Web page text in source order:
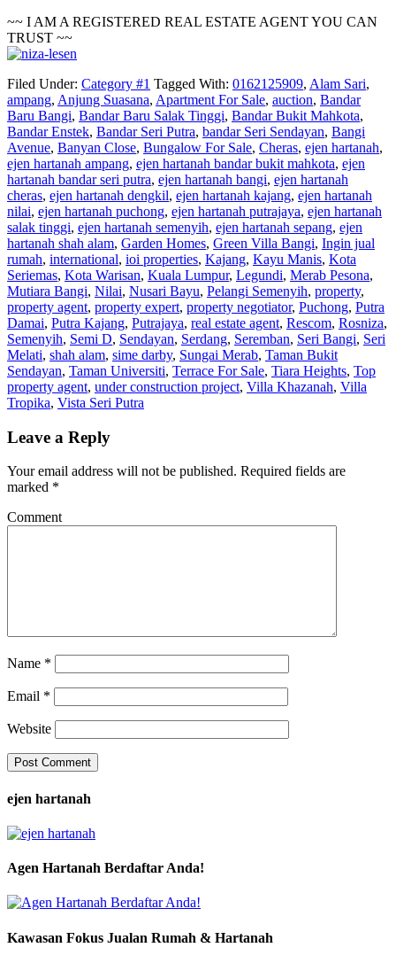
~~ I AM A REGISTERED REAL ESTATE AGENT YOU CAN
TRUST ~~
Filed Under: Category #1 Tagged With: 0162125909, Alam Sari,
ampang, Anjung Suasana, Apartment For Sale, auction, Bandar
Baru Bangi, Bandar Baru Salak Tinggi, Bandar Bukit Mahkota,
Bandar Enstek, Bandar Seri Putra, bandar Seri Sendayan, Bangi
Avenue, Banyan Close, Bungalow For Sale, Cheras, ejen hartanah,
ejen hartanah ampang, ejen hartanah bandar bukit mahkota, ejen
hartanah bandar seri putra, ejen hartanah bangi, ejen hartanah
cheras, ejen hartanah dengkil, ejen hartanah kajang, ejen hartanah
nilai, ejen hartanah puchong, ejen hartanah putrajaya, ejen hartanah
salak tinggi, ejen hartanah semenyih, ejen hartanah sepang, ejen
hartanah shah alam, Garden Homes, Green Villa Bangi, Ingin jual
rumah, international, ioi properties, Kajang, Kayu Manis, Kota
Seriemas, Kota Warisan, Kuala Lumpur, Legundi, Merab Pesona,
Mutiara Bangi, Nilai, Nusari Bayu, Pelangi Semenyih, property,
property agent, property expert, property negotiator, Puchong, Putra
Damai, Putra Kajang, Putrajaya, real estate agent, Rescom, Rosniza,
Semenyih, Semi D, Sendayan, Serdang, Seremban, Seri Bangi, Seri
Melati, shah alam, sime darby, Sungai Merab, Taman Bukit
Sendayan, Taman Universiti, Terrace For Sale, Tiara Heights, Top
property agent, under construction project, Villa Khazanah, Villa
Tropika, Vista Seri Putra
Leave a Reply
Your email address will not be published. Required fields are
marked *
Comment
Name *
Email *
Website
ejen hartanah
Agen Hartanah Berdaftar Anda!
Kawasan Fokus Jualan Rumah & Hartanah